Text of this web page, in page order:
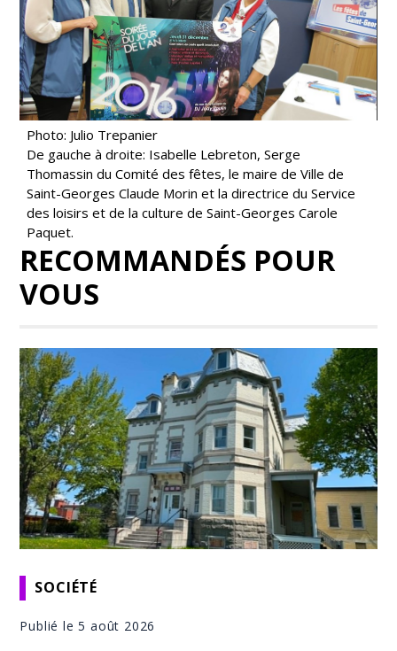
Photo: Julio Trepanier
De gauche à droite: Isabelle Lebreton, Serge
Thomassin du Comité des fêtes, le maire de Ville de
Saint-Georges Claude Morin et la directrice du Service
des loisirs et de la culture de Saint-Georges Carole
Paquet.
RECOMMANDÉS POUR
VOUS
SOCIÉTÉ
Publié le 5 août 2026